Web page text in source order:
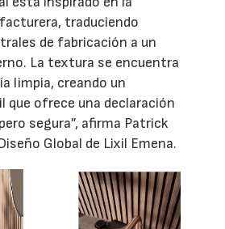
traduciendo
de fabricación a un
La textura se encuentra
limpia, creando un
ofrece una declaración
segura”, afirma Patrick
Global de Lixil Emena.